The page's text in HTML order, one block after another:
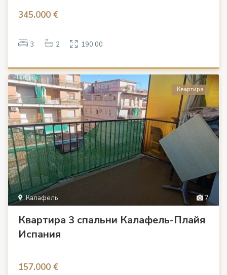
345.000 €
3 2 190.00
7
Калафель
Квартира
Квартира 3 спальни Калафель-Плайя
Испания
157.000 €